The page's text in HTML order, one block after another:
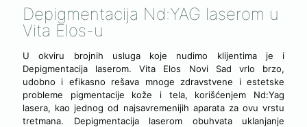
Depigmentacija Nd:YAG laserom u
Vita Elos-u
U okviru brojnih usluga koje nudimo klijentima je i
Depigmentacija laserom. Vita Elos Novi Sad vrlo brzo,
udobno i efikasno rešava mnoge zdravstvene i estetske
probleme pigmentacije kože i tela, korišćenjem Nd:Yag
lasera, kao jednog od najsavremenijih aparata za ovu vrstu
tretmana. Depigmentacija laserom obuhvata uklanjanje